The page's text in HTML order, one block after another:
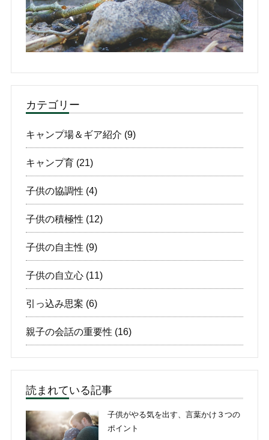
カテゴリー
キャンプ場＆ギア紹介 (9)
キャンプ育(21)
子供の協調性 (4)
子供の積極性 (12)
子供の自主性 (9)
子供の自立心(11)
引っ込み思案 (6)
親子の会話の重要性 (16)
読まれている記事
子供がやる気を出す、言葉かけ３つの
ポイント